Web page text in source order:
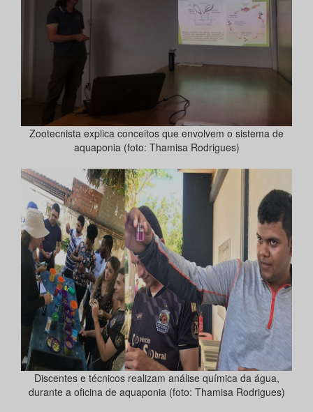
Zootecnista explica conceitos que envolvem o sistema de
aquaponia (foto: Thamisa Rodrigues)
Discentes e técnicos realizam análise química da água,
durante a oficina de aquaponia (foto: Thamisa Rodrigues)